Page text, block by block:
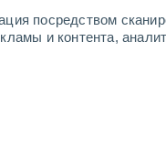
посредством
и контента,